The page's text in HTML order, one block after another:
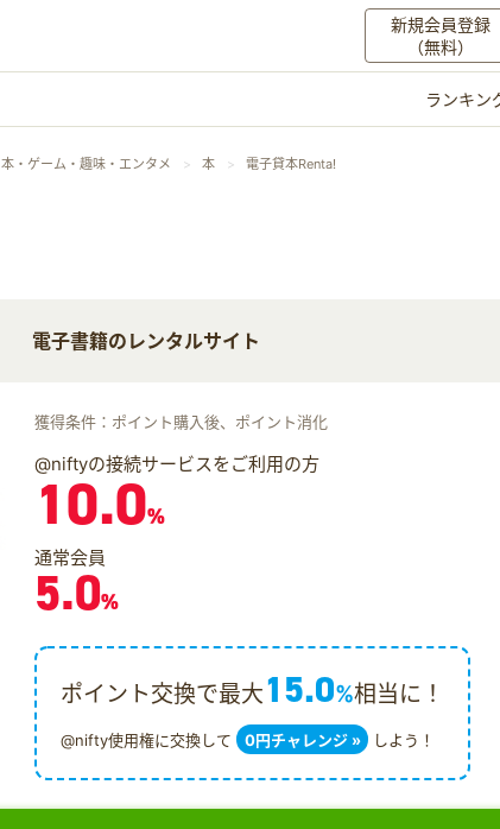
新規会員登録
（無料）
お知らせ
ランキン
本・ゲーム・趣味・エンタメ 本 電子貸本Renta!
電子書籍のレンタルサイト
獲得条件：ポイント購入後、ポイント消化
@niftyの接続サービスをご利用の方
10.0%
通常会員
5.0%
ポイント交換で最大15.0%相当に！
@nifty使用権に交換して 0円チャレンジ » しよう！